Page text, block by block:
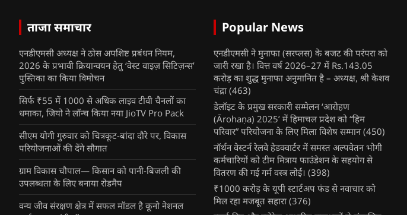
ताजा समाचार
एनडीएमसी अध्यक्ष ने ठोस अपशिष्ट प्रबंधन नियम,
2026 के प्रभावी क्रियान्वयन हेतु ‘वेस्ट वाइज़ सिटिज़न्स’
पुस्तिका का किया विमोचन
सिर्फ ₹55 में 1000 से अधिक लाइव टीवी चैनलों का
धमाका, जियो ने लॉन्च किया नया JioTV Pro Pack
सीएम योगी गुरुवार को चित्रकूट-बांदा दौरे पर, विकास
परियोजनाओं की देंगे सौगात
ग्राम विकास चौपाल— किसान को पानी-बिजली की
उपलब्धता के लिए बनाया रोडमैप
वन्य जीव संरक्षण क्षेत्र में सफल मॉडल है कूनो नेशनल
Popular News
एनडीएमसी ने मुनाफा (सरप्लस) के बजट की परंपरा को
जारी रखा है। वित्त वर्ष 2026–27 में Rs.143.05
करोड़ का शुद्ध मुनाफा अनुमानित है – अध्यक्ष, श्री केशव
चंद्रा (463)
डेलॉइट के प्रमुख सरकारी सम्मेलन ‘आरोहण
(Ārohaṇa) 2025’ में हिमाचल प्रदेश को “हिम
परिवार” परियोजना के लिए मिला विशेष सम्मान (450)
नॉर्थन वेस्टर्न रेलवे हेडक्वार्टर में समस्त अल्पवेतन भोगी
कर्मचारियों को टीम मित्राय फाउंडेशन के सहयोग से
वितरण की गई गर्म वस्त्र लोई। (398)
₹1000 करोड़ के यूपी स्टार्टअप फंड से नवाचार को
मिल रहा मजबूत सहारा (376)